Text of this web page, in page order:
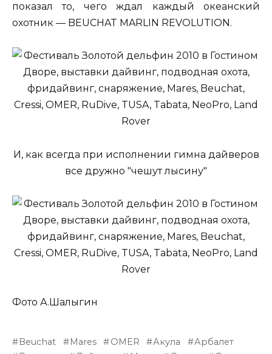
показал то, чего ждал каждый океанский
охотник — BEUCHAT MARLIN REVOLUTION.
И, как всегда при исполнении гимна дайверов
все дружно "чешут лысину"
Фото А.Шалыгин
Beuchat Mares OMER Акула
Арбалет